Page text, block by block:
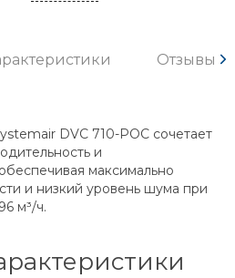
Отзывы
DVC 710-POC сочетает
и
максимально
и низкий уровень шума при
м³/ч.